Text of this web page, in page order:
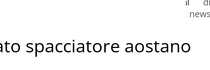
news
il
spacciatore aostano